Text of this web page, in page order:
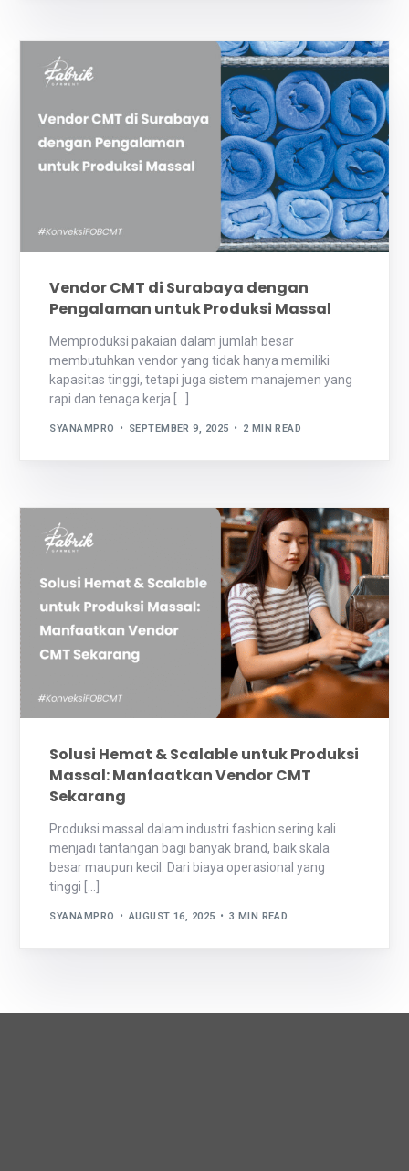
Vendor CMT di Surabaya dengan
Pengalaman untuk Produksi Massal
Memproduksi pakaian dalam jumlah besar
membutuhkan vendor yang tidak hanya memiliki
kapasitas tinggi, tetapi juga sistem manajemen yang
rapi dan tenaga kerja […]
SYANAMPRO SEPTEMBER 9, 2025 2 MIN READ
Solusi Hemat & Scalable untuk Produksi
Massal: Manfaatkan Vendor CMT
Sekarang
Produksi massal dalam industri fashion sering kali
menjadi tantangan bagi banyak brand, baik skala
besar maupun kecil. Dari biaya operasional yang
tinggi […]
SYANAMPRO AUGUST 16, 2025 3 MIN READ